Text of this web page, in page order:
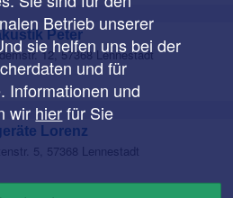
Peter
12, 57368 Lennestadt
Lorenz
5, 57368 Lennestadt
Betrieb unserer
sie helfen uns bei der
und für
Informationen und
wir hierfür Sie